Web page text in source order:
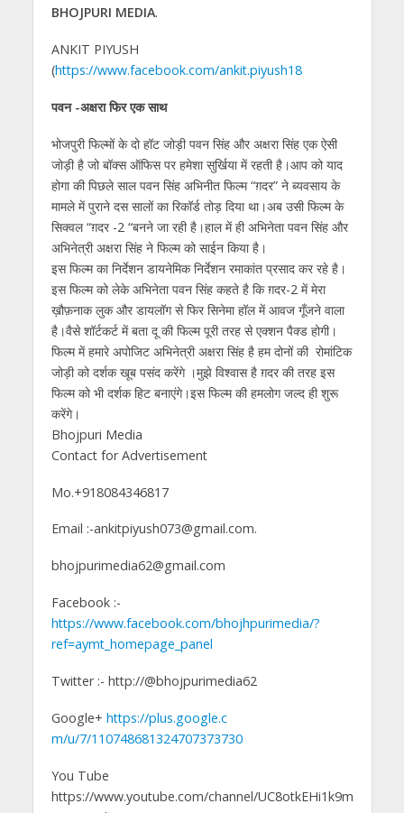
at
s
A
p
p
e
b
o
o
k
itt
er gr
a
e
n
er
dI
l
BHOJPURI MEDIA.
ANKIT PIYUSH
(https://www.facebook.com/ankit.piyush18
पवन -अक्षरा फिर एक साथ
भोजपुरी फिल्मों के दो हॉट जोड़ी पवन सिंह और अक्षरा सिंह एक ऐसी
जोड़ी है जो बॉक्स ऑफिस पर हमेशा सुर्खिया में रहती है।आप को याद
होगा की पिछले साल पवन सिंह अभिनीत फिल्म “ग़दर” ने ब्यवसाय के
मामले में पुराने दस सालों का रिकॉर्ड तोड़ दिया था।अब उसी फिल्म के
सिक्वल “ग़दर -2 “बनने जा रही है।हाल में ही अभिनेता पवन सिंह और
अभिनेत्री अक्षरा सिंह ने फिल्म को साईन किया है।
इस फिल्म का निर्देशन डायनेमिक निर्देशन रमाकांत प्रसाद कर रहे है।
इस फिल्म को लेके अभिनेता पवन सिंह कहते है कि ग़दर-2 में मेरा
ख़ौफ़नाक लुक और डायलॉग से फिर सिनेमा हॉल में आवज गूँजने वाला
है।वैसे शॉर्टकर्ट में बता दू की फिल्म पूरी तरह से एक्शन पैक्ड होगी।
फिल्म में हमारे अपोजिट अभिनेत्री अक्षरा सिंह है हम दोनों की रोमांटिक
जोड़ी को दर्शक खूब पसंद करेंगे ।मुझे विश्वास है ग़दर की तरह इस
फिल्म को भी दर्शक हिट बनाएंगे।इस फिल्म की हमलोग जल्द ही शुरू
करेंगे।
Bhojpuri Media
Contact for Advertisement
Mo.+918084346817
Email :-ankitpiyush073@gmail.com.
bhojpurimedia62@gmail.com
Facebook :-
https://www.facebook.com/bhojhpurimedia/?
ref=aymt_homepage_panel
Twitter :- http://@bhojpurimedia62
Google+ https://plus.google.c
m/u/7/110748681324707373730
You Tube
https://www.youtube.com/channel/UC8otkEHi1k9m